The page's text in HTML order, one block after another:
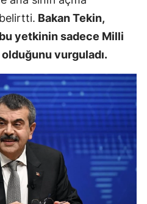
Bakan Tekin,
bu yetkinin sadece Milli
olduğunu vurguladı.